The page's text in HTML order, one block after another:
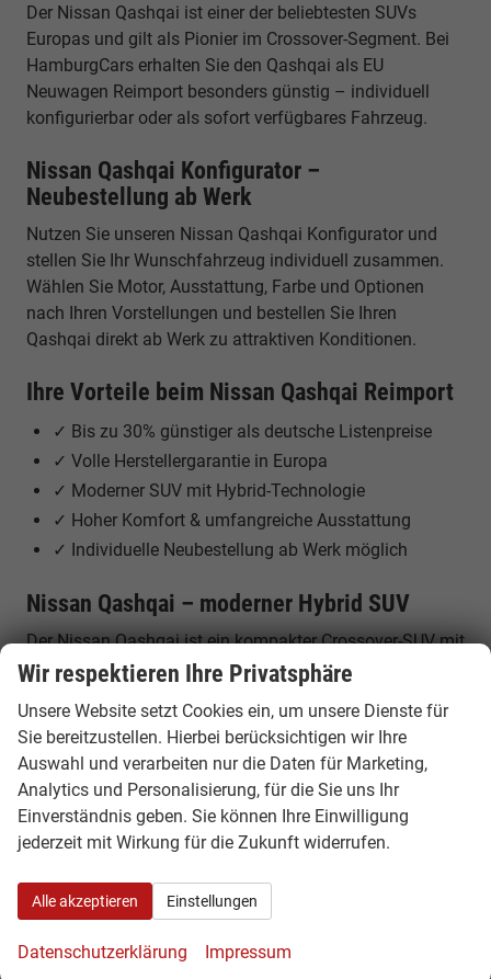
Der Nissan Qashqai ist einer der beliebtesten SUVs
Europas und gilt als Pionier im Crossover-Segment. Bei
HamburgCars erhalten Sie den Qashqai als EU
Neuwagen Reimport besonders günstig – individuell
konfigurierbar oder als sofort verfügbares Fahrzeug.
Nissan Qashqai Konfigurator –
Neubestellung ab Werk
Nutzen Sie unseren Nissan Qashqai Konfigurator und
stellen Sie Ihr Wunschfahrzeug individuell zusammen.
Wählen Sie Motor, Ausstattung, Farbe und Optionen
nach Ihren Vorstellungen und bestellen Sie Ihren
Qashqai direkt ab Werk zu attraktiven Konditionen.
Ihre Vorteile beim Nissan Qashqai Reimport
✓ Bis zu 30% günstiger als deutsche Listenpreise
✓ Volle Herstellergarantie in Europa
✓ Moderner SUV mit Hybrid-Technologie
✓ Hoher Komfort & umfangreiche Ausstattung
✓ Individuelle Neubestellung ab Werk möglich
Nissan Qashqai – moderner Hybrid SUV
Der Nissan Qashqai ist ein kompakter Crossover-SUV mit
modernem Design, innovativer Technik und hoher
Alltagstauglichkeit. Er kombiniert die Vorteile eines SUVs
mit effizientem Fahrverhalten und komfortabler
Ausstattung.
Motoren, Leistung & Hybrid-Technologie
Der Nissan Qashqai ist als Mild-Hybrid und mit
e-POWER Variante bietet bis zu ca. 205 PS und sorgt für
ein elektrisches Fahrgefühl, da die Räder ausschließlich
vom Elektromotor angetrieben werden. Gleichzeitig
übernimmt ein Benzinmotor die Stromerzeugung,
Wir respektieren Ihre Privatsphäre
Unsere Website setzt Cookies ein, um unsere Dienste für
Sie bereitzustellen. Hierbei berücksichtigen wir Ihre
Auswahl und verarbeiten nur die Daten für Marketing,
Analytics und Personalisierung, für die Sie uns Ihr
Einverständnis geben. Sie können Ihre Einwilligung
jederzeit mit Wirkung für die Zukunft widerrufen.
Alle akzeptieren Einstellungen
Datenschutzerklärung Impressum